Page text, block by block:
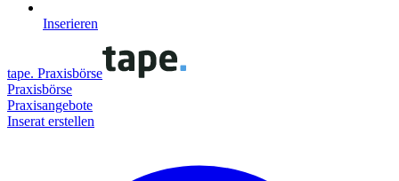
Inserieren
tape. Praxisbörse
Praxisbörse
Praxisangebote
Inserat erstellen